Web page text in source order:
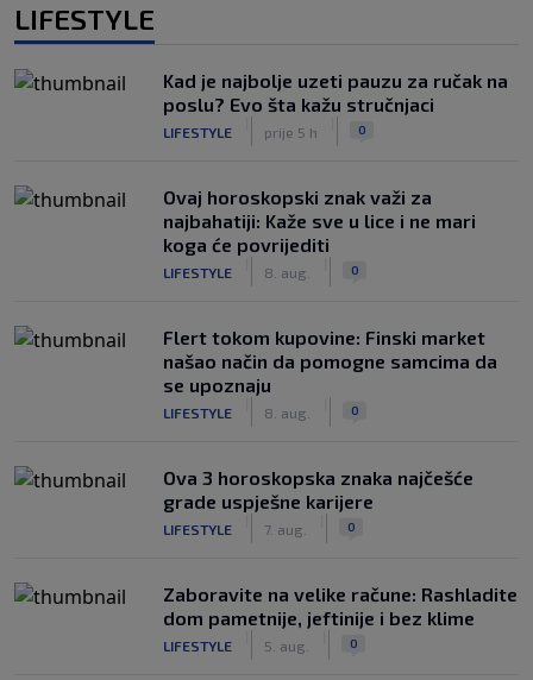
LIFESTYLE
Kad je najbolje uzeti pauzu za ručak na
poslu? Evo šta kažu stručnjaci
LIFESTYLE prije 5 h 0
Ovaj horoskopski znak važi za
najbahatiji: Kaže sve u lice i ne mari
koga će povrijediti
LIFESTYLE 8. aug. 0
Flert tokom kupovine: Finski market
našao način da pomogne samcima da
se upoznaju
LIFESTYLE 8. aug. 0
Ova 3 horoskopska znaka najčešće
grade uspješne karijere
LIFESTYLE 7. aug. 0
Zaboravite na velike račune: Rashladite
dom pametnije, jeftinije i bez klime
LIFESTYLE 5. aug. 0